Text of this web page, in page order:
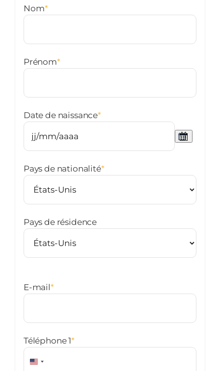
Nom*
Prénom*
Date de naissance*
Pays de nationalité*
Pays de résidence
E-mail*
Téléphone 1*
États-